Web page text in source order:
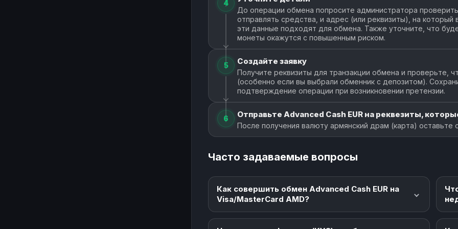
4
До операции обмена попросите администратора
отправлять средства, и адрес (или реквизиты), на
эти данные подходят для обмена. Также уточните, что
монеты окажутся с повышенным риском.
5 Создайте заявку
Получите реквизиты для транзакции обмена и проверьте,
(особенно если вы выбрали обменник с депозитом).
подтверждение операции при возникновении претензии.
6 Отправьте Advanced Cash EUR на реквезиты,
После получения валюту армянский драм (карта) оставьте
Часто задаваемые вопросы
Как совершить обмен Advanced Cash EUR на
Visa/MasterCard AMD?